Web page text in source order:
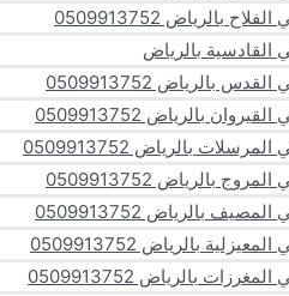
0509913752
بالرياض
0509913752
بالرياض 0509913752
بالرياض 0509913752
0509913752
بالرياض 0509913752
بالرياض 0509913752
بالرياض 0509913752